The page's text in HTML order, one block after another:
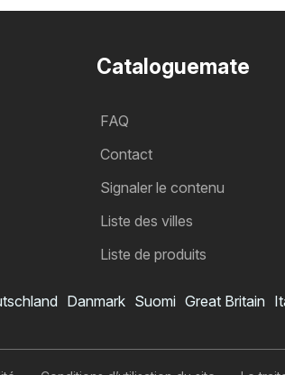
Cataloguemate
FAQ
Contact
Signaler le contenu
Liste des villes
Liste de produits
Danmark Suomi Great Britain